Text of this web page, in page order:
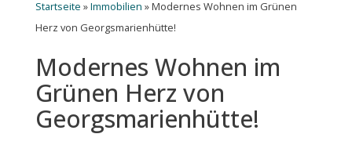
Startseite »Immobilien »Modernes Wohnen im Grünen
Herz von Georgsmarienhütte!
Modernes Wohnen im
Grünen Herz von
Georgsmarienhütte!